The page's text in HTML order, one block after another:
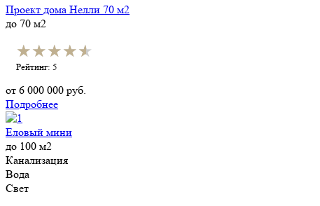
Проект дома Нелли 70 м2
до 70 м2
★★★★★
★★★★★
Рейтинг: 5
от 6 000 000 руб.
Подробнее
Еловый мини
до 100 м2
Канализация
Вода
Свет